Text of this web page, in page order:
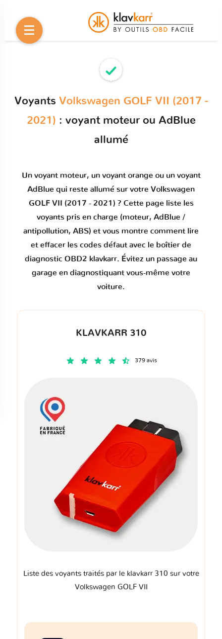
Voyants Volkswagen GOLF VII (2017 -
2021) : voyant moteur ou AdBlue
allumé
Un voyant moteur, un voyant orange ou un voyant
AdBlue qui reste allumé sur votre Volkswagen
GOLF VII (2017 - 2021) ? Cette page liste les
voyants pris en charge (moteur, AdBlue /
antipollution, ABS) et vous montre comment lire
et effacer les codes défaut avec le boîtier de
diagnostic OBD2 klavkarr. Évitez un passage au
garage en diagnostiquant vous-même votre
voiture.
KLAVKARR 310
379 avis
Liste des voyants traités par le klavkarr 310 sur votre
Volkswagen GOLF VII